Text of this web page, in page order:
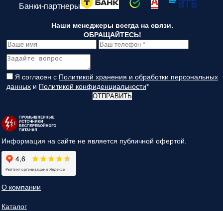
Банки-партнеры
Наши менеджеры всегда на связи.
ОБРАЩАЙТЕСЬ!
Я согласен с Политикой хранения и обработки персональных
данных и Политикой конфиденциальности*
ОТПРАВИТЬ
Информация на сайте не является публичной офертой.
О компании
Каталог